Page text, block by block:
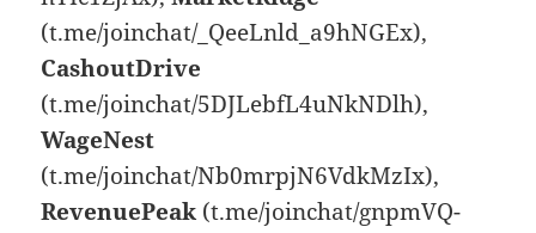
(t.me/joinchat/_QeeLnld_a9hNGEx),
CashoutDrive
(t.me/joinchat/5DJLebfL4uNkNDlh),
WageNest
(t.me/joinchat/Nb0mrpjN6VdkMzIx),
RevenuePeak (t.me/joinchat/gnpmVQ-